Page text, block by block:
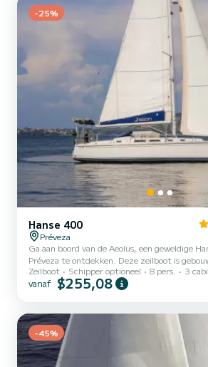
Automatische piloot, Zonnepaneel. Als u vra...
-25%
Hanse 400
Préveza
Ga aan boord van de Aeolus, een geweldige
Préveza te ontdekken. Deze zeilboot is
volledig comfort en prestaties op zee te garanderen. De
3 volledig uitgeruste hut(ten) en een
omgeving van Préveza Voor uw comfort heeft Aeolus 2 toiletten
met een douche Het heeft de volgende
Zeilboot Schipper optioneel 8 pers. 3
vanaf $255,08
-45%